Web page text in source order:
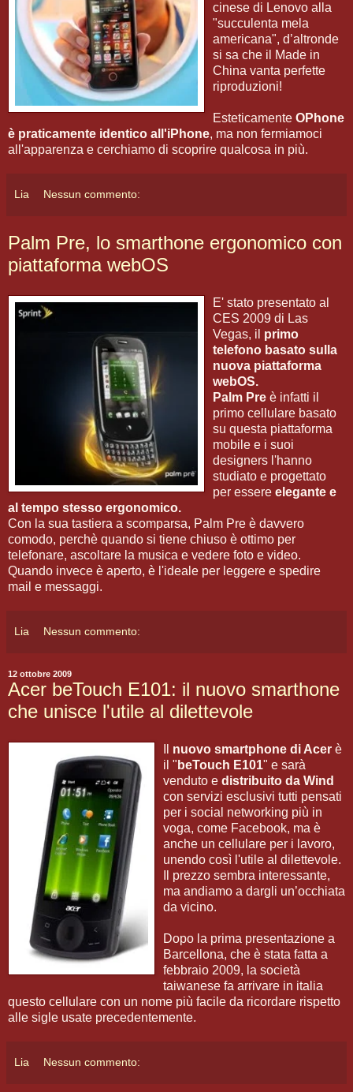
cinese di Lenovo alla
"succulenta mela
americana", d’altronde
si sa che il Made in
China vanta perfette
riproduzioni!
Esteticamente OPhone
è praticamente identico all'iPhone, ma non fermiamoci
all'apparenza e cerchiamo di scoprire qualcosa in più.
Lia Nessun commento:
Palm Pre, lo smarthone ergonomico con
piattaforma webOS
E' stato presentato al
CES 2009 di Las
Vegas, il primo
telefono basato sulla
nuova piattaforma
webOS.
Palm Pre è infatti il
primo cellulare basato
su questa piattaforma
mobile e i suoi
designers l'hanno
studiato e progettato
per essere elegante e
al tempo stesso ergonomico.
Con la sua tastiera a scomparsa, Palm Pre è davvero
comodo, perchè quando si tiene chiuso è ottimo per
telefonare, ascoltare la musica e vedere foto e video.
Quando invece è aperto, è l'ideale per leggere e spedire
mail e messaggi.
Lia Nessun commento:
12 ottobre 2009
Acer beTouch E101: il nuovo smarthone
che unisce l'utile al dilettevole
nuovo smartphone di Acer è
il " beTouch E101" e sarà
venduto e distribuito da Wind
con servizi esclusivi tutti pensati
per i social networking più in
voga, come Facebook, ma è
anche un cellulare per i lavoro,
unendo così l'utile al dilettevole.
Il prezzo sembra interessante,
ma andiamo a dargli un’occhiata
da vicino.
Dopo la prima presentazione a
Barcellona, che è stata fatta a
febbraio 2009, la società
taiwanese fa arrivare in italia
questo cellulare con un nome più facile da ricordare rispetto
alle sigle usate precedentemente.
Lia Nessun commento: